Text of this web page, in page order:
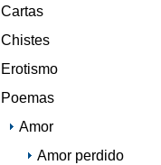
Cartas
Chistes
Erotismo
Poemas
Amor
Amor perdido